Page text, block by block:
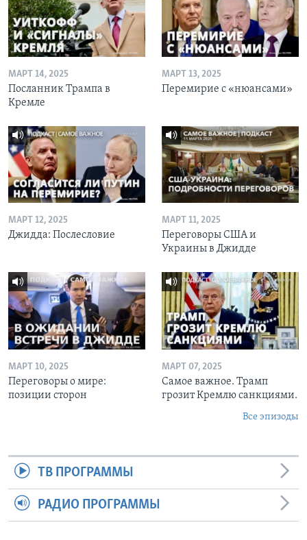
МАРТ 14, 2025
Посланник Трампа в
Кремле
МАРТ 13, 2025
Перемирие с «нюансами»
МАРТ 12, 2025
Джидда: Послесловие
МАРТ 11, 2025
Переговоры США и
Украины в Джидде
МАРТ 10, 2025
Переговоры о мире:
позиции сторон
МАРТ 07, 2025
Самое важное. Трамп
грозит Кремлю санкциями.
Все эпизоды
ТВ ПРОГРАММЫ
РАДИО ПРОГРАММЫ